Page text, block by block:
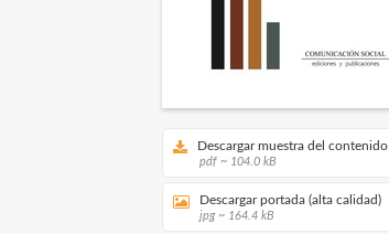
Descargar muestra del contenido
pdf ~ 104.0 kB
Descargar portada (alta calidad)
jpg ~ 164.4 kB